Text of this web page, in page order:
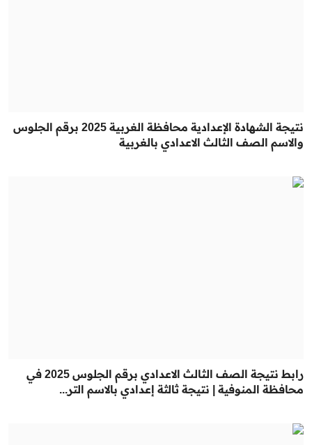
نتيجة الشهادة الإعدادية محافظة الغربية 2025 برقم الجلوس
والاسم الصف الثالث الاعدادي بالغربية
رابط نتيجة الصف الثالث الاعدادي برقم الجلوس 2025 في
محافظة المنوفية | نتيجة ثالثة إعدادي بالاسم التر...